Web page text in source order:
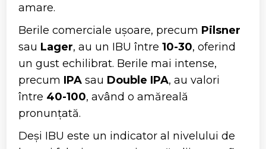
amare.
Berile comerciale ușoare, precum Pilsner
sau Lager, au un IBU între10-30, oferind
un gust echilibrat. Berile mai intense,
precum IPA sau Double IPA, au valori
între 40-100, având o amăreală
pronunțată.
Deși IBU este un indicator al nivelului de